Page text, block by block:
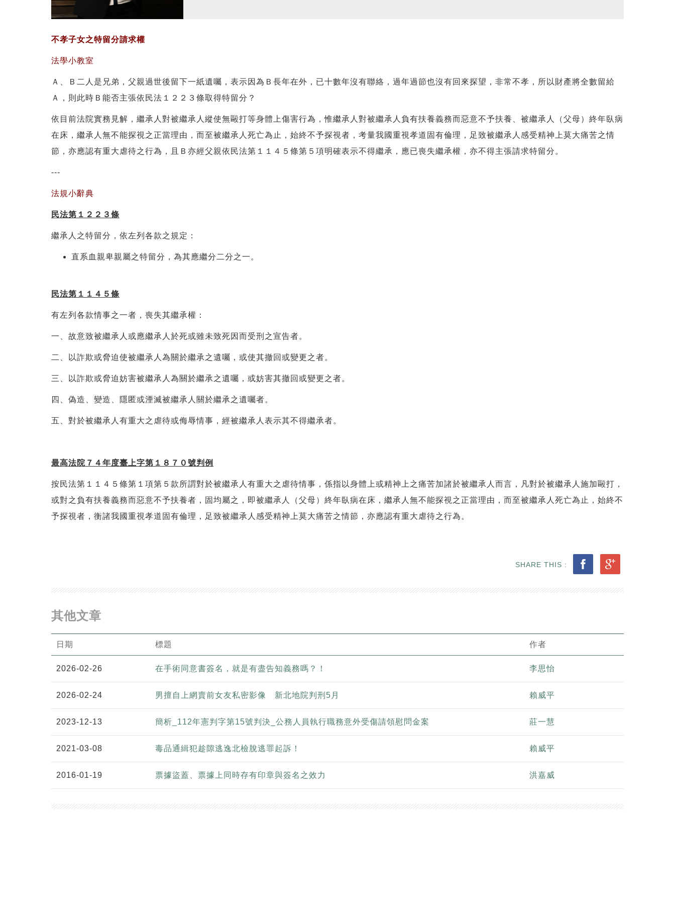
不孝子女之特留分請求權
法學小教室
Ａ、Ｂ二人是兄弟，父親過世後留下一紙遺囑，表示因為Ｂ長年在外，已十數年沒有聯絡，過年過節也沒有回來探望，非常不孝，所以財產將全數留給
Ａ，則此時Ｂ能否主張依民法１２２３條取得特留分？
依目前法院實務見解，繼承人對被繼承人縱使無毆打等身體上傷害行為，惟繼承人對被繼承人負有扶養義務而惡意不予扶養、被繼承人（父母）終年臥病
在床，繼承人無不能探視之正當理由，而至被繼承人死亡為止，始終不予探視者，考量我國重視孝道固有倫理，足致被繼承人感受精神上莫大痛苦之情
節，亦應認有重大虐待之行為，且Ｂ亦經父親依民法第１１４５條第５項明確表示不得繼承，應已喪失繼承權，亦不得主張請求特留分。
---
法規小辭典
民法第１２２３條
繼承人之特留分，依左列各款之規定：
直系血親卑親屬之特留分，為其應繼分二分之一。
民法第１１４５條
有左列各款情事之一者，喪失其繼承權：
一、故意致被繼承人或應繼承人於死或雖未致死因而受刑之宣告者。
二、以詐欺或脅迫使被繼承人為關於繼承之遺囑，或使其撤回或變更之者。
三、以詐欺或脅迫妨害被繼承人為關於繼承之遺囑，或妨害其撤回或變更之者。
四、偽造、變造、隱匿或湮滅被繼承人關於繼承之遺囑者。
五、對於被繼承人有重大之虐待或侮辱情事，經被繼承人表示其不得繼承者。
最高法院７４年度臺上字第１８７０號判例
按民法第１１４５條第１項第５款所謂對於被繼承人有重大之虐待情事，係指以身體上或精神上之痛苦加諸於被繼承人而言，凡對於被繼承人施加毆打，
或對之負有扶養義務而惡意不予扶養者，固均屬之，即被繼承人（父母）終年臥病在床，繼承人無不能探視之正當理由，而至被繼承人死亡為止，始終不
予探視者，衡諸我國重視孝道固有倫理，足致被繼承人感受精神上莫大痛苦之情節，亦應認有重大虐待之行為。
SHARE THIS :
其他文章
日期 標題 作者
2026-02-26 在手術同意書簽名，就是有盡告知義務嗎？！ 李思怡
2026-02-24 男擅自上網賣前女友私密影像 新北地院判刑5月 賴威平
2023-12-13 簡析_112年憲判字第15號判決_公務人員執行職務意外受傷請領慰問金案 莊一慧
2021-03-08 毒品通緝犯趁隙逃逸北檢脫逃罪起訴！ 賴威平
2016-01-19 票據盜蓋、票據上同時存有印章與簽名之效力 洪嘉威